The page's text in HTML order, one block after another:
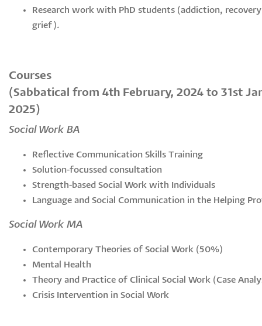
Research work with PhD students (addiction,
grief).
Courses
(Sabbatical from 4th February, 2024 to 31st
2025)
Social Work BA
Reflective Communication Skills Training
Solution-focussed consultation
Strength-based Social Work with Individuals
Language and Social Communication in the Helping
Social Work MA
Contemporary Theories of Social Work (50%)
Mental Health
Theory and Practice of Clinical Social Work (Case
Crisis Intervention in Social Work